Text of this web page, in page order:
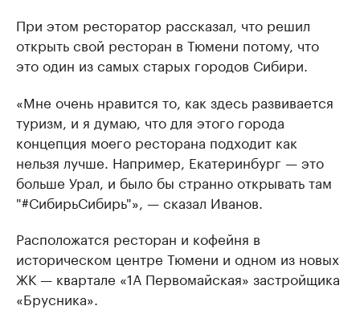
При этом ресторатор рассказал, что решил
открыть свой ресторан в Тюмени потому, что
это один из самых старых городов Сибири.
«Мне очень нравится то, как здесь развивается
туризм, и я думаю, что для этого города
концепция моего ресторана подходит как
нельзя лучше. Например, Екатеринбург — это
больше Урал, и было бы странно открывать там
"#СибирьСибирь"», — сказал Иванов.
Расположатся ресторан и кофейня в
историческом центре Тюмени и одном из новых
ЖК — квартале «1А Первомайская» застройщика
«Брусника».